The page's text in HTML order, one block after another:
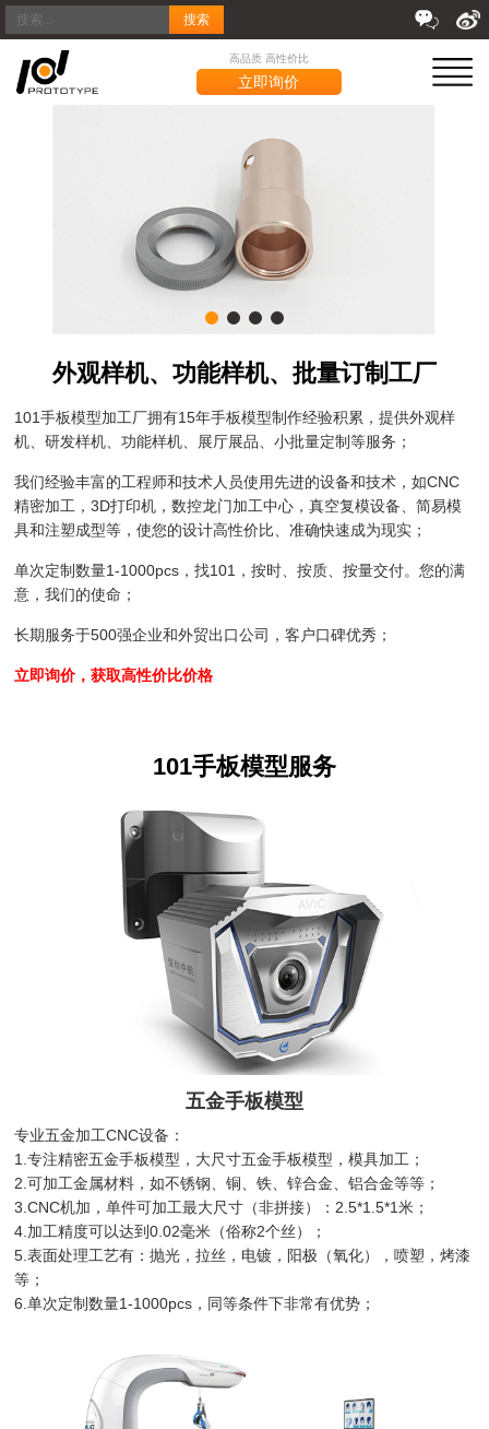
搜索
高品质 高性价比
立即询价
外观样机、功能样机、批量订制工厂
101手板模型加工厂拥有15年手板模型制作经验积累，提供外观样
机、研发样机、功能样机、展厅展品、小批量定制等服务；
我们经验丰富的工程师和技术人员使用先进的设备和技术，如CNC
精密加工，3D打印机，数控龙门加工中心，真空复模设备、简易模
具和注塑成型等，使您的设计高性价比、准确快速成为现实；
单次定制数量1-1000pcs，找101，按时、按质、按量交付。您的满
意，我们的使命；
长期服务于500强企业和外贸出口公司，客户口碑优秀；
立即询价，获取高性价比价格
101手板模型服务
五金手板模型
专业五金加工CNC设备：
1.专注精密五金手板模型，大尺寸五金手板模型，模具加工；
2.可加工金属材料，如不锈钢、铜、铁、锌合金、铝合金等等；
3.CNC机加，单件可加工最大尺寸（非拼接）：2.5*1.5*1米；
4.加工精度可以达到0.02毫米（俗称2个丝）；
5.表面处理工艺有：抛光，拉丝，电镀，阳极（氧化），喷塑，烤漆
等；
6.单次定制数量1-1000pcs，同等条件下非常有优势；